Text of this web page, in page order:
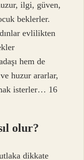
ilgi, güven,
beklerler.
evlilikten
hem de
huzur ararlar,
isterler… 16
olur?
dikkate